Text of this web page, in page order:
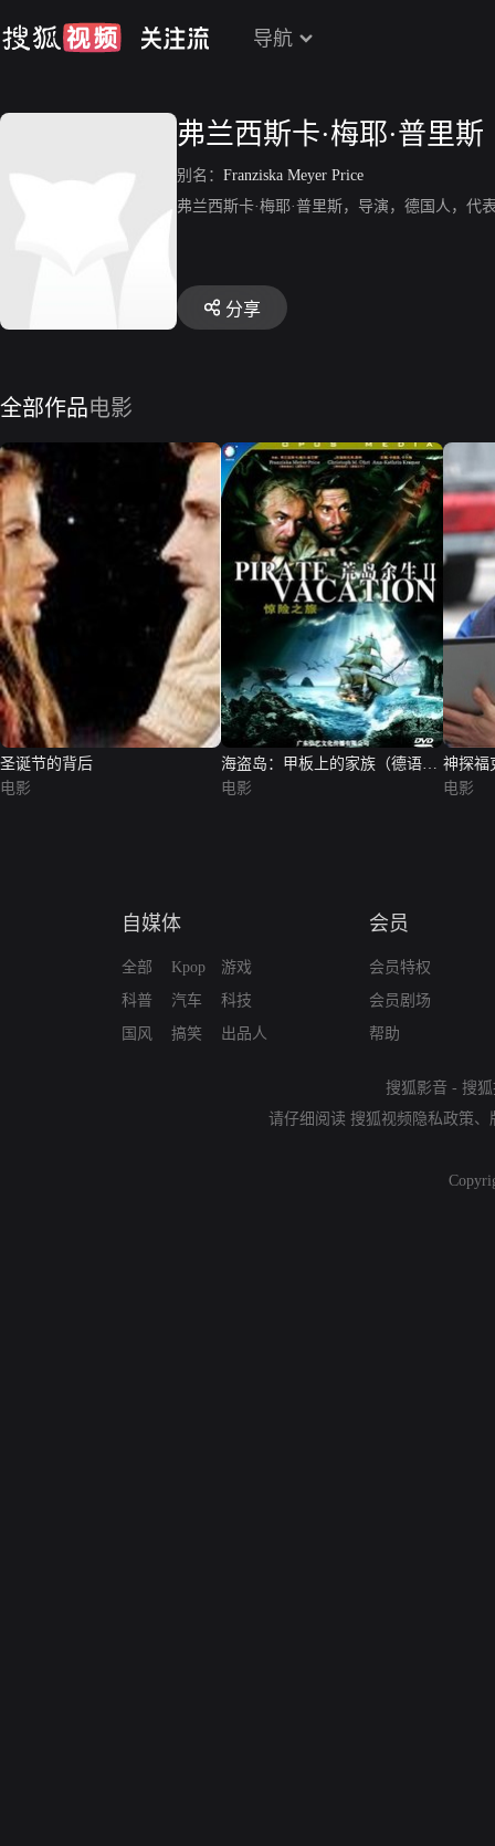
导航
弗兰西斯卡·梅耶·普里斯
别名： Franziska Meyer Price
弗兰西斯卡·梅耶·普里斯，导演，德国人，
分享
全部作品电影
圣诞节的背后
电影
海盗岛：甲板上的家族（德语
版）
电影
神探福
电影
自媒体
全部
科普
国风
Kpop
汽车
搞笑
游戏
科技
出品人
会员
会员特权
会员剧场
帮助
搜狐影音 - 搜
请仔细阅读 搜狐视频隐私政策、